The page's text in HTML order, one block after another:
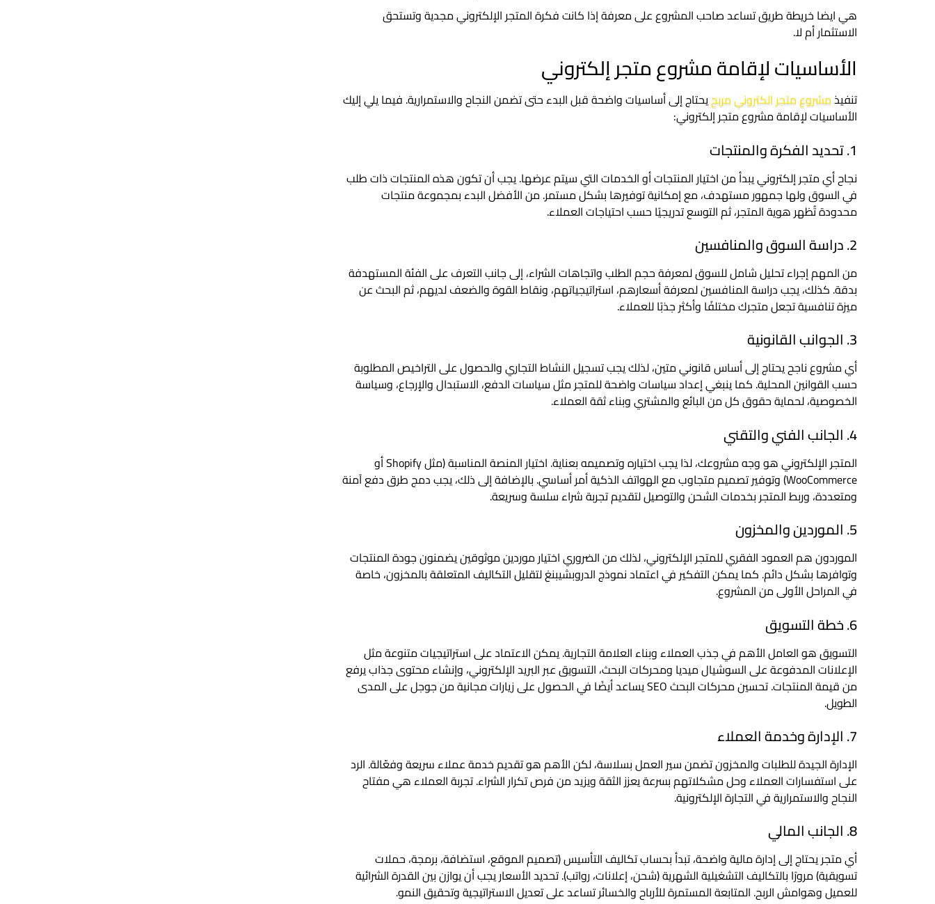
هي ايضا خريطة طريق تساعد صاحب المشروع على معرفة إذا كانت فكرة المتجر الإلكتروني مجدية وتستحق
الاستثمار أم لا.
الأساسيات لإقامة مشروع متجر إلكتروني
تنفيذمشروع متجر الكتروني مربحيحتاج إلى أساسيات واضحة قبل البدء حتى تضمن النجاح والاستمرارية. فيما يلي إليك
الأساسيات لإقامة مشروع متجر إلكتروني:
1. تحديد الفكرة والمنتجات
نجاح أي متجر إلكتروني يبدأ من اختيار المنتجات أو الخدمات التي سيتم عرضها. يجب أن تكون هذه المنتجات ذات طلب
في السوق ولها جمهور مستهدف، مع إمكانية توفيرها بشكل مستمر. من الأفضل البدء بمجموعة منتجات
محدودة تُظهر هوية المتجر، ثم التوسع تدريجيًا حسب احتياجات العملاء.
2. دراسة السوق والمنافسين
من المهم إجراء تحليل شامل للسوق لمعرفة حجم الطلب واتجاهات الشراء، إلى جانب التعرف على الفئة المستهدفة
بدقة. كذلك، يجب دراسة المنافسين لمعرفة أسعارهم، استراتيجياتهم، ونقاط القوة والضعف لديهم، ثم البحث عن
ميزة تنافسية تجعل متجرك مختلفًا وأكثر جذبًا للعملاء.
3. الجوانب القانونية
أي مشروع ناجح يحتاج إلى أساس قانوني متين، لذلك يجب تسجيل النشاط التجاري والحصول على التراخيص المطلوبة
حسب القوانين المحلية. كما ينبغي إعداد سياسات واضحة للمتجر مثل سياسات الدفع، الاستبدال والإرجاع، وسياسة
الخصوصية، لحماية حقوق كل من البائع والمشتري وبناء ثقة العملاء.
4. الجانب الفني والتقني
المتجر الإلكتروني هو وجه مشروعك، لذا يجب اختياره وتصميمه بعناية. اختيار المنصة المناسبة (مثل Shopify أو
WooCommerce) وتوفير تصميم متجاوب مع الهواتف الذكية أمر أساسي. بالإضافة إلى ذلك، يجب دمج طرق دفع آمنة
ومتعددة، وربط المتجر بخدمات الشحن والتوصيل لتقديم تجربة شراء سلسة وسريعة.
5. الموردين والمخزون
الموردون هم العمود الفقري للمتجر الإلكتروني، لذلك من الضروري اختيار موردين موثوقين يضمنون جودة المنتجات
وتوافرها بشكل دائم. كما يمكن التفكير في اعتماد نموذج الدروبشيبنغ لتقليل التكاليف المتعلقة بالمخزون، خاصة
في المراحل الأولى من المشروع.
6. خطة التسويق
التسويق هو العامل الأهم في جذب العملاء وبناء العلامة التجارية. يمكن الاعتماد على استراتيجيات متنوعة مثل
الإعلانات المدفوعة على السوشيال ميديا ومحركات البحث، التسويق عبر البريد الإلكتروني، وإنشاء محتوى جذاب يرفع
من قيمة المنتجات. تحسين محركات البحث SEO يساعد أيضًا في الحصول على زيارات مجانية من جوجل على المدى
الطويل.
7. الإدارة وخدمة العملاء
الإدارة الجيدة للطلبات والمخزون تضمن سير العمل بسلاسة، لكن الأهم هو تقديم خدمة عملاء سريعة وفعّالة. الرد
على استفسارات العملاء وحل مشكلاتهم بسرعة يعزز الثقة ويزيد من فرص تكرار الشراء. تجربة العملاء هي مفتاح
النجاح والاستمرارية في التجارة الإلكترونية.
8. الجانب المالي
أي متجر يحتاج إلى إدارة مالية واضحة، تبدأ بحساب تكاليف التأسيس (تصميم الموقع، استضافة، برمجة، حملات
تسويقية) مرورًا بالتكاليف التشغيلية الشهرية (شحن، إعلانات، رواتب). تحديد الأسعار يجب أن يوازن بين القدرة الشرائية
للعميل وهوامش الربح. المتابعة المستمرة للأرباح والخسائر تساعد على تعديل الاستراتيجية وتحقيق النمو.